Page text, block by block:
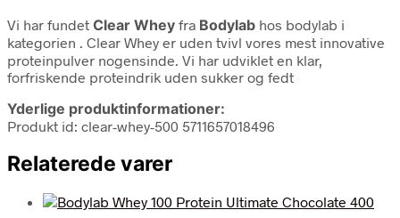
Vi har fundet Clear Whey fra Bodylab hos bodylab i
kategorien . Clear Whey er uden tvivl vores mest innovative
proteinpulver nogensinde. Vi har udviklet en klar,
forfriskende proteindrik uden sukker og fedt
Yderlige produktinformationer:
Produkt id: clear-whey-500 5711657018496
Relaterede varer